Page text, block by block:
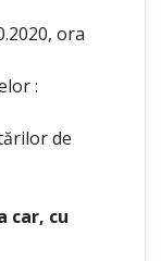
ora
:
de
car, cu